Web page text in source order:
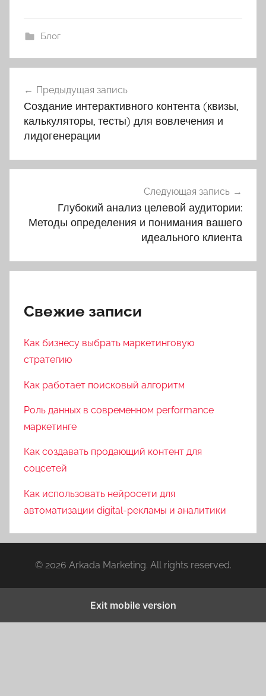
Блог
по
записям
Предыдущая запись
Создание интерактивного контента (квизы,
калькуляторы, тесты) для вовлечения и
лидогенерации
Следующая запись
Глубокий анализ целевой аудитории:
Методы определения и понимания вашего
идеального клиента
Свежие записи
Как бизнесу выбрать маркетинговую
стратегию
Как работает поисковый алгоритм
Роль данных в современном performance
маркетинге
Как создавать продающий контент для
соцсетей
Как использовать нейросети для
автоматизации digital-рекламы и аналитики
© 2026 Arkada Marketing. All rights reserved.
Exit mobile version